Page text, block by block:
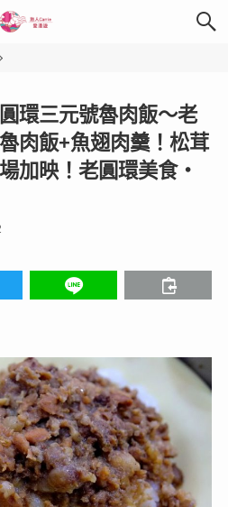
環三元號魯肉飯～老
肉飯+魚翅肉羹！松茸
加映！老圓環美食‧